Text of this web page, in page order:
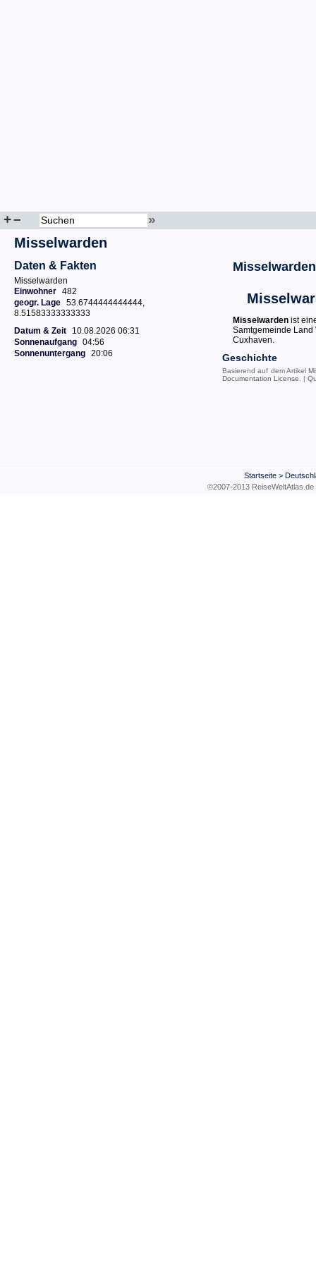
+– »
Misselwarden
Daten & Fakten
Misselwarden
Einwohner 482
geogr. Lage 53.6744444444444,
8.51583333333333
Datum & Zeit
10.08.2026 06:31
Sonnenaufgang 04:56
Sonnenuntergang 20:06
Misselwarden
Misselwarden ist
Samtgemeinde
Cuxhaven.
Geschichte
Basierend auf dem Artikel
Documentation License . |
Startseite>
©2007-2013